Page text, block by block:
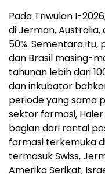
Pada Triwulan I-
di Jerman,
50%. Sementara itu,
dan Brasil masing-
tahunan lebih dari
dan inkubator
periode yang sama
sektor farmasi,
bagian dari rantai
farmasi terkemuka
termasuk Swiss,
Amerika Serikat,